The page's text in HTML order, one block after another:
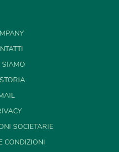
SIAMO
SOCIETARIE
CONDIZIONI